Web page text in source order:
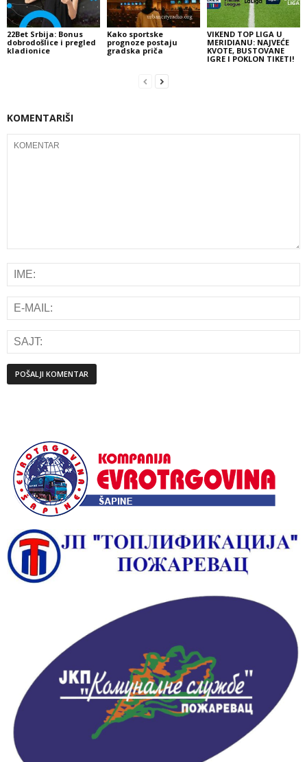
22Bet Srbija: Bonus
dobrodošlice i pregled
kladionice
Kako sportske
prognoze postaju
gradska priča
VIKEND TOP LIGA U
MERIDIANU: NAJVEĆE
KVOTE, BUSTOVANE
IGRE I POKLON TIKETI!
KOMENTARIŠI